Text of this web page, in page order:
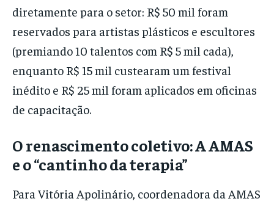
diretamente para o setor: R$ 50 mil foram
reservados para artistas plásticos e escultores
(premiando 10 talentos com R$ 5 mil cada),
enquanto R$ 15 mil custearam um festival
inédito e R$ 25 mil foram aplicados em oficinas
de capacitação.
O renascimento coletivo: A AMAS
e o “cantinho da terapia”
Para Vitória Apolinário, coordenadora da AMAS